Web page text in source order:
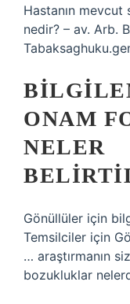
Hastanın
nedir? – av. Arb.
ONAM
NELER
Gönüllüler için
Temsilciler için
… araştırmanın
bozukluklar